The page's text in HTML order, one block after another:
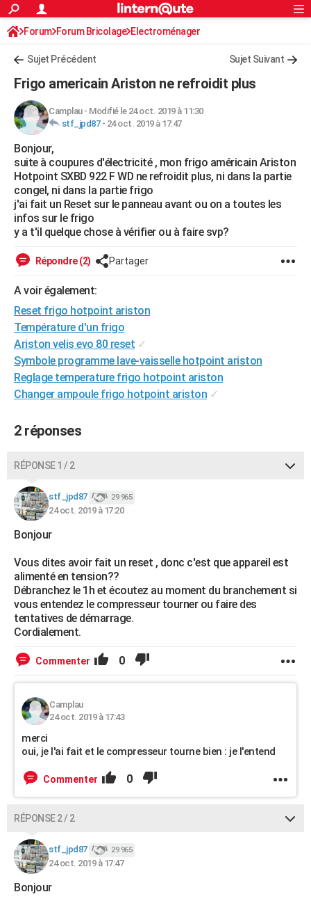
ACTUALITÉS
Politique
Société
Faits Divers
Education
Monde
Villes
+
FINANCE
Retraite
Impôts
Epargne
Immobilier
Risques naturels par ville
Banque
Assurance
Crédit
AUTO
Essais
Réserver un essai
Citadines
Berlines
SUV
Forum auto
+HIGH-TECH
Mobiles
Meilleur smartphone
Internet
Ordinateurs
Jeux vidéo
Guide high-tech
+BRICOLAGE
Forum
Aménagement intérieur
Extérieur
Cuisine
Salle de bains
Jardinage
Rangement
WEEK-END
Guides de France
Escapades
Patrimoine
Expositions
Musées
Week-end nature
+
Art de vivre
Bien-être
Loisirs
Mode
Modes de vie
Alimentation
Guide de la santé
Maladies
Médicaments
Sommeil
Destinations
City break
Voyage nature
Voyage de noces
Forum
Climat
+PHOTO
GUIDES D'ACHAT
BONS PLANS
Carte de Noël
Carte Bonne année
Carte Saint-Valentin
Carte Pâques
Carte d'anniversaire
DICTIONNAIRE
Dictionnaire
Biographies
Citations
Expressions
Proverbes
PROGRAMME TV
COPAINS D'AVANT
S'inscrire
Se connecter
Lycées
Collèges
Primaires
Universités
Entreprises
Service militaire
Avis de recherche
Bricolage
Lifestyle
Culture
Sport
Auto
Television
Voyage
Cinema
S'inscrire
Connexion
Forum Forum Bricolage Electroménager
Sujet Précédent Sujet Suivant
Frigo americain Ariston ne refroidit plus
Camplau- Modifié le 24 oct. 2019 à 11:30
stf_jpd87- 24 oct. 2019 à 17:47
Bonjour,
suite à coupures d'électricité , mon frigo américain Ariston
Hotpoint SXBD 922 F WD ne refroidit plus, ni dans la partie
congel, ni dans la partie frigo
j'ai fait un Reset sur le panneau avant ou on a toutes les
infos sur le frigo
y a t'il quelque chose à vérifier ou à faire svp?
Répondre (2) Partager
A voir également:
Reset frigo hotpoint ariston
Température d'un frigo
Ariston velis evo 80 reset ✓
Symbole programme lave-vaisselle hotpoint ariston
Reglage temperature frigo hotpoint ariston
Changer ampoule frigo hotpoint ariston ✓
2 réponses
RÉPONSE 1 / 2
stf_jpd87 29 965
24 oct. 2019 à 17:20
Bonjour
Vous dites avoir fait un reset , donc c'est que appareil est
alimenté en tension??
Débranchez le 1h et écoutez au moment du branchement si
vous entendez le compresseur tourner ou faire des
tentatives de démarrage.
Cordialement.
Commenter 0
Camplau
24 oct. 2019 à 17:43
merci
oui, je l'ai fait et le compresseur tourne bien : je l'entend
Commenter 0
RÉPONSE 2 / 2
stf_jpd87 29 965
24 oct. 2019 à 17:47
Bonjour